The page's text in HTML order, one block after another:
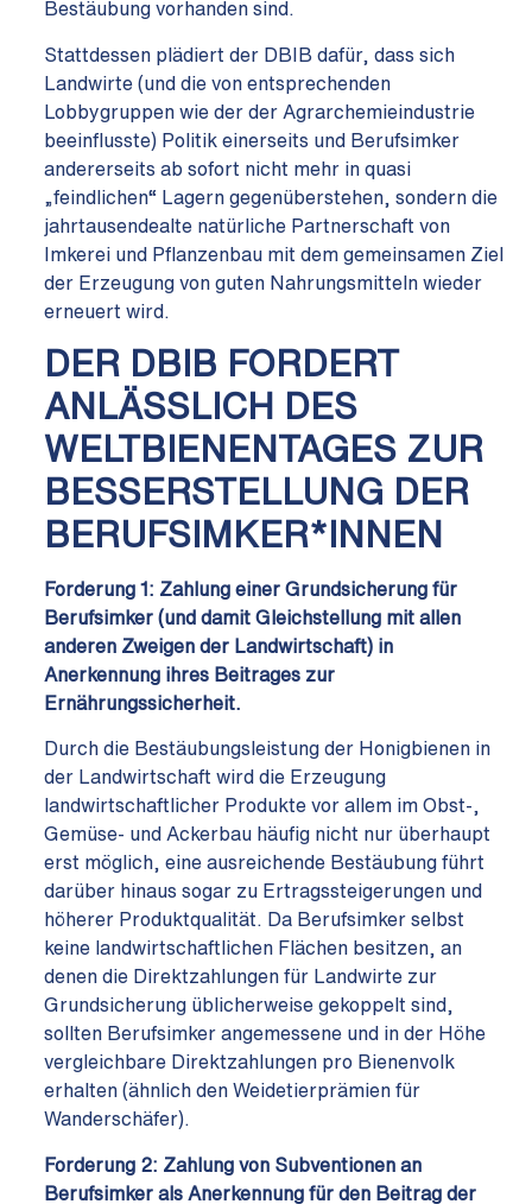
Bestäubung vorhanden sind.
Stattdessen plädiert der DBIB dafür, dass sich
Landwirte (und die von entsprechenden
Lobbygruppen wie der der Agrarchemieindustrie
beeinflusste) Politik einerseits und Berufsimker
andererseits ab sofort nicht mehr in quasi
„feindlichen“ Lagern gegenüberstehen, sondern die
jahrtausendealte natürliche Partnerschaft von
Imkerei und Pflanzenbau mit dem gemeinsamen Ziel
der Erzeugung von guten Nahrungsmitteln wieder
erneuert wird.
DER DBIB FORDERT
ANLÄSSLICH DES
WELTBIENENTAGES ZUR
BESSERSTELLUNG DER
BERUFSIMKER*INNEN
Forderung 1: Zahlung einer Grundsicherung für
Berufsimker (und damit Gleichstellung mit allen
anderen Zweigen der Landwirtschaft) in
Anerkennung ihres Beitrages zur
Ernährungssicherheit.
Durch die Bestäubungsleistung der Honigbienen in
der Landwirtschaft wird die Erzeugung
landwirtschaftlicher Produkte vor allem im Obst-,
Gemüse- und Ackerbau häufig nicht nur überhaupt
erst möglich, eine ausreichende Bestäubung führt
darüber hinaus sogar zu Ertragssteigerungen und
höherer Produktqualität. Da Berufsimker selbst
keine landwirtschaftlichen Flächen besitzen, an
denen die Direktzahlungen für Landwirte zur
Grundsicherung üblicherweise gekoppelt sind,
sollten Berufsimker angemessene und in der Höhe
vergleichbare Direktzahlungen pro Bienenvolk
erhalten (ähnlich den Weidetierprämien für
Wanderschäfer).
Forderung 2: Zahlung von Subventionen an
Berufsimker als Anerkennung für den Beitrag der